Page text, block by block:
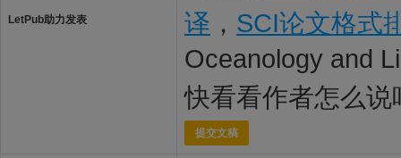
LetPub助力发表
译 ， SCI论文格式
Oceanology and
快看看作者怎么说
提交文稿